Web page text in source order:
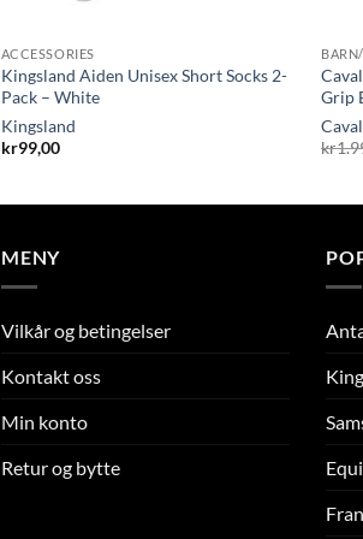
ACCESSORIES
Kingsland Aiden Unisex Short Socks 2-
Pack – White
Kingsland
kr99,00
Grip
kr
MENY
Vilkår og betingelser
Kontakt oss
Min konto
Retur og bytte